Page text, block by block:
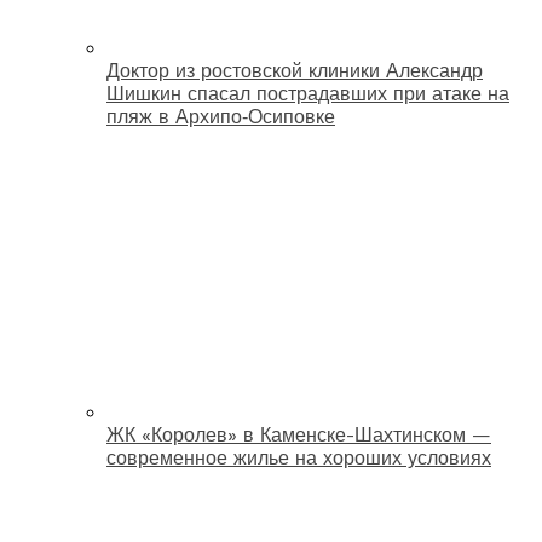
Доктор из ростовской клиники Александр
Шишкин спасал пострадавших при атаке на
пляж в Архипо‑Осиповке
ЖК «Королев» в Каменске-Шахтинском —
современное жилье на хороших условиях